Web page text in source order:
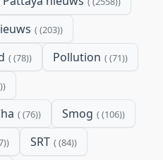
(203)
(78) Pollution (71)
(76) Smog (106)
SRT (84)